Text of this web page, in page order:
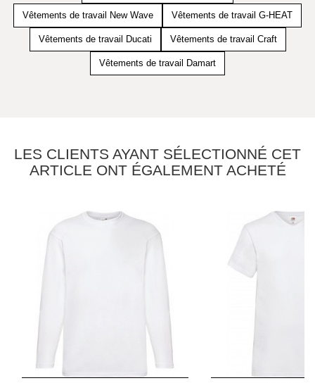
Vêtements de travail New Wave Vêtements de travail G-HEAT
Vêtements de travail Ducati Vêtements de travail Craft
Vêtements de travail Damart
LES CLIENTS AYANT SÉLECTIONNÉ CET
ARTICLE ONT ÉGALEMENT ACHETÉ